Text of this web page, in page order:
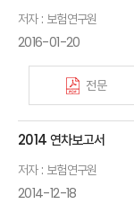
저자 : 보험연구원
2016-01-20
전문
2014 연차보고서
저자 : 보험연구원
2014-12-18